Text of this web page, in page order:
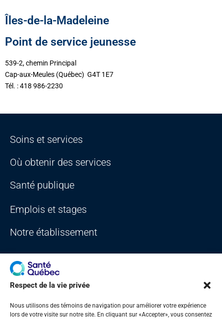
Respect de la vie privée
Nous utilisons des témoins de navigation pour améliorer votre expérience
lors de votre visite sur notre site. En cliquant sur «Accepter», vous consentez
Îles-de-la-Madeleine
Point de service jeunesse
539-2, chemin Principal
Cap-aux-Meules (Québec) G4T 1E7
Tél. : 418 986-2230
Soins et services
Où obtenir des services
Santé publique
Emplois et stages
Notre établissement
Plan du siteAccès à l'informationAccessibilitéPortail Québec